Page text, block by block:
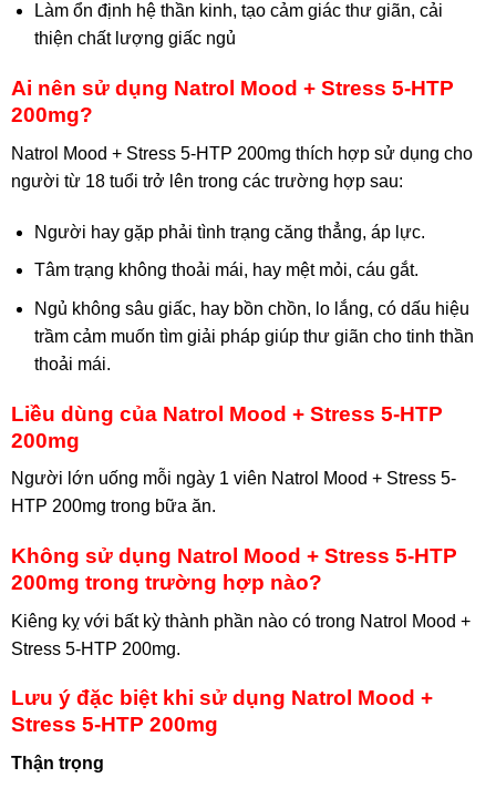
Làm ổn định hệ thần kinh, tạo cảm giác thư giãn, cải
thiện chất lượng giấc ngủ
Ai nên sử dụng Natrol Mood + Stress 5-HTP
200mg?
Natrol Mood + Stress 5-HTP 200mg thích hợp sử dụng cho
người từ 18 tuổi trở lên trong các trường hợp sau:
Người hay gặp phải tình trạng căng thẳng, áp lực.
Tâm trạng không thoải mái, hay mệt mỏi, cáu gắt.
Ngủ không sâu giấc, hay bồn chồn, lo lắng, có dấu hiệu
trầm cảm muốn tìm giải pháp giúp thư giãn cho tinh thần
thoải mái.
Liều dùng của Natrol Mood + Stress 5-HTP
200mg
Người lớn uống mỗi ngày 1 viên Natrol Mood + Stress 5-
HTP 200mg trong bữa ăn.
Không sử dụng Natrol Mood + Stress 5-HTP
200mg trong trường hợp nào?
Kiêng kỵ với bất kỳ thành phần nào có trong Natrol Mood +
Stress 5-HTP 200mg.
Lưu ý đặc biệt khi sử dụng Natrol Mood +
Stress 5-HTP 200mg
Thận trọng